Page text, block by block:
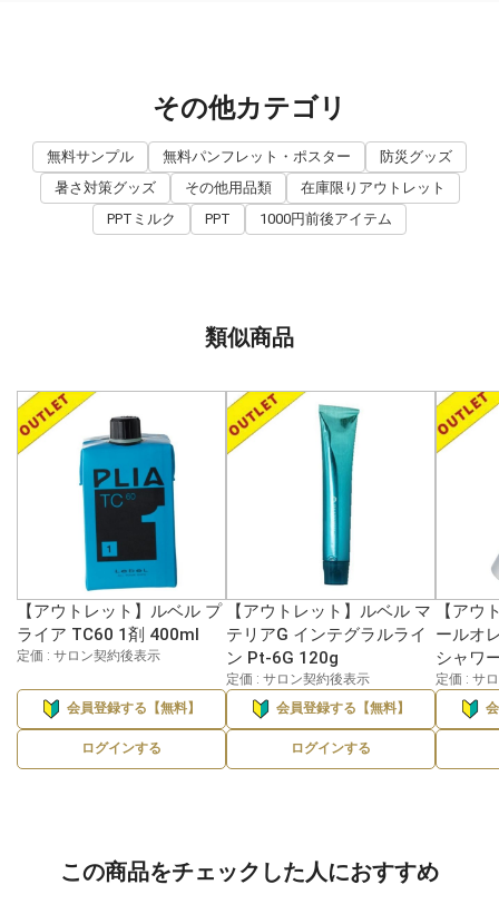
その他カテゴリ
無料サンプル 無料パンフレット・ポスター
防災グッズ
暑さ対策グッズ
その他用品類
在庫限りアウトレット
PPTミルク
PPT 1000円前後アイテム
類似商品
【アウトレット】ルベル プ
ライア TC60 1剤 400ml
定価 : サロン契約後表示
会員登録する【無料】
ログインする
【アウトレット】ルベル マ
テリアG インテグラルライ
ン Pt-6G 120g
定価 : サロン契約後表示
会員登録する【無料】
ログインする
【アウ
ールオ
シャワ
定価 : サ
この商品をチェックした人におすすめ